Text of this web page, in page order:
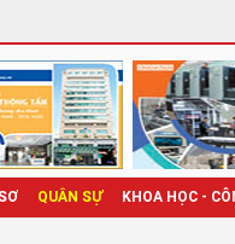
QUÂN SỰ KHOA HỌC -